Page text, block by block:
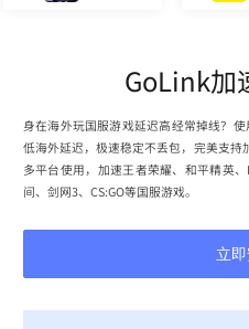
GoLink加
身在海外玩国服游戏延迟高经常掉线？
低海外延迟，极速稳定不丢包，完美支
多平台使用，加速王者荣耀、和平精英
间、剑网3、CS:GO等国服游戏。
立